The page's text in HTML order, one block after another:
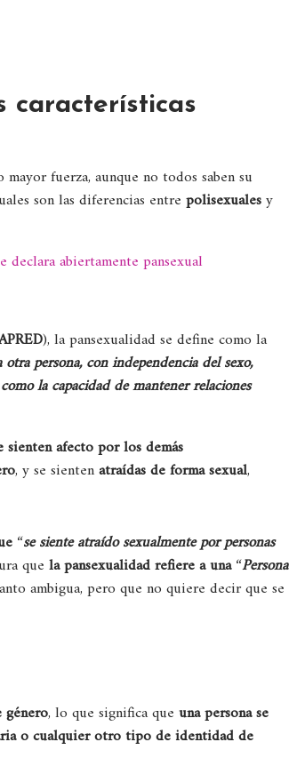
características
mayor fuerza, aunque no todos saben su
son las diferencias entre polisexualesy
abiertamente pansexual
), la pansexualidad se define como la
persona, con independencia del sexo,
la capacidad de mantener relaciones
sienten afecto por los demás
, y se sientenatraídas de forma sexual,
“se siente atraído sexualmente por personas
quela pansexualidad refiere a una“Persona
ambigua, pero que no quiere decir que se
, lo que significa que una persona se
o cualquier otro tipo de identidad de